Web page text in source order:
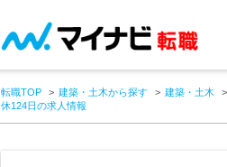
転職TOP 建築・土木から探す
建築・土木
休124日の求人情報